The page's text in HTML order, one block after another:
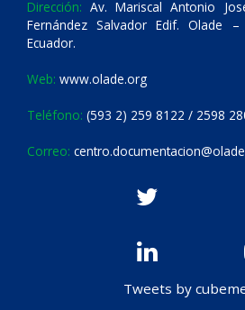
Dirección: Av. Mariscal Antonio
Fernández Salvador Edif. Olade
Ecuador.
Web: www.olade.org
Teléfono: (593 2) 259 8122 / 2598
Correo:
Tweets by